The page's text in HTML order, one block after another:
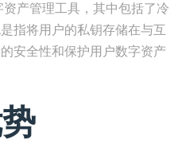
产管理工具，其中包括了冷
指将用户的私钥存储在与互
安全性和保护用户数字资产